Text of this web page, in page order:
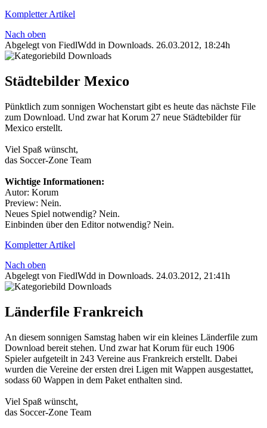
Kompletter Artikel
Nach oben
Abgelegt von FiedlWdd in Downloads. 26.03.2012, 18:24h
Städtebilder Mexico
Pünktlich zum sonnigen Wochenstart gibt es heute das nächste File
zum Download. Und zwar hat Korum 27 neue Städtebilder für
Mexico erstellt.
Viel Spaß wünscht,
das Soccer-Zone Team
Wichtige Informationen:
Autor: Korum
Preview: Nein.
Neues Spiel notwendig? Nein.
Einbinden über den Editor notwendig? Nein.
Kompletter Artikel
Nach oben
Abgelegt von FiedlWdd in Downloads. 24.03.2012, 21:41h
Länderfile Frankreich
An diesem sonnigen Samstag haben wir ein kleines Länderfile zum
Download bereit stehen. Und zwar hat Korum für euch 1906
Spieler aufgeteilt in 243 Vereine aus Frankreich erstellt. Dabei
wurden die Vereine der ersten drei Ligen mit Wappen ausgestattet,
sodass 60 Wappen in dem Paket enthalten sind.
Viel Spaß wünscht,
das Soccer-Zone Team